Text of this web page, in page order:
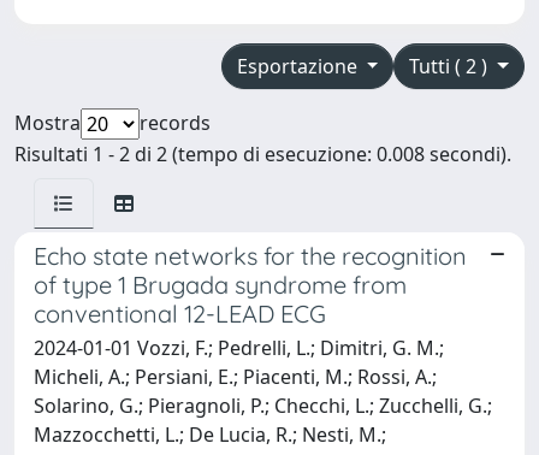
Tutti ( 2 )
Esportazione
Mostra
records
Risultati 1 - 2 di 2 (tempo di esecuzione: 0.008 secondi).
Echo state networks for the recognition
of type 1 Brugada syndrome from
conventional 12-LEAD ECG
2024-01-01 Vozzi, F.; Pedrelli, L.; Dimitri, G. M.;
Micheli, A.; Persiani, E.; Piacenti, M.; Rossi, A.;
Solarino, G.; Pieragnoli, P.; Checchi, L.; Zucchelli, G.;
Mazzocchetti, L.; De Lucia, R.; Nesti, M.;